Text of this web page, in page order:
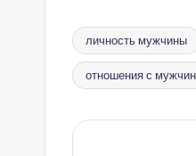
Метки:
личность мужчины
отношения с